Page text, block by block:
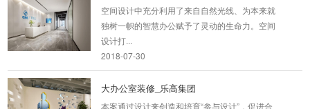
空间设计中充分利用了来自自然光线、为本来就
独树一帜的智慧办公赋予了灵动的生命力。空间
设计打...
2018-07-30
大办公室装修_乐高集团
本案通过设计来创造和培育“参与设计”，促进合